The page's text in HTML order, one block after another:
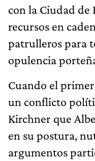
con la Ciudad de
recursos en
patrulleros para
opulencia
Cuando el
un conflicto
Kirchner que
en su postura,
argumentos